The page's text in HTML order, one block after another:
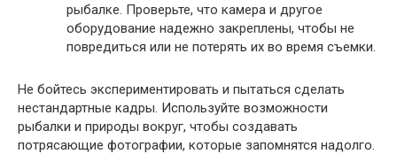
рыбалке. Проверьте, что камера и другое
оборудование надежно закреплены, чтобы не
повредиться или не потерять их во время съемки.
Не бойтесь экспериментировать и пытаться сделать
нестандартные кадры. Используйте возможности
рыбалки и природы вокруг, чтобы создавать
потрясающие фотографии, которые запомнятся надолго.